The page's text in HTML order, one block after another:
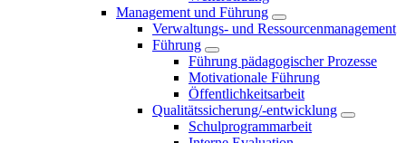
Management und Führung
Verwaltungs- und Ressourcenmanagement
Führung
Führung pädagogischer Prozesse
Motivationale Führung
Öffentlichkeitsarbeit
Qualitätssicherung/-entwicklung
Schulprogrammarbeit